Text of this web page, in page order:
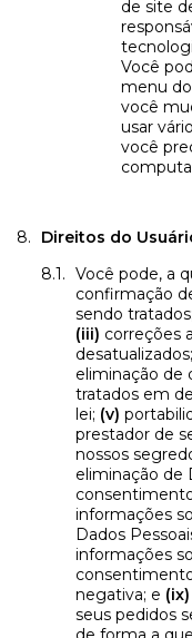
de site
Você
menu
você
usar
você
Direitos do
Você pode, a
confirmação
sendo tratados;
(iii) correções
desatualizados;
eliminação de
tratados em
lei; (v)
prestador de
nossos
eliminação de
informações
Dados
informações
negativa; e (ix)
seus pedidos